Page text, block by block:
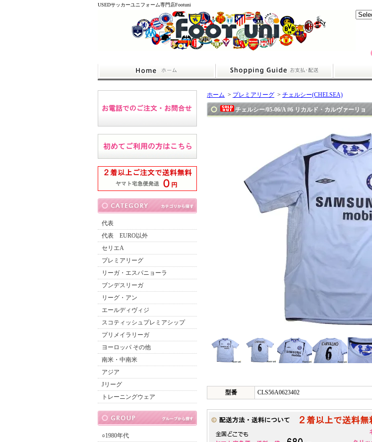
USEDサッカーユニフォーム専門店Footuni
代表
代表 EURO以外
セリエA
プレミアリーグ
リーガ・エスパニョーラ
ブンデスリーガ
リーグ・アン
エールディヴィジ
スコティッシュプレミアシップ
プリメイラリーガ
ヨーロッパ その他
南米・中南米
アジア
Jリーグ
トレーニングウェア
○1980年代
ホーム > プレミアリーグ > チェルシー(CHELSEA)
チェルシー/05-06/A #6 リカルド・カルヴァーリョ
型番 CLS56A0623402